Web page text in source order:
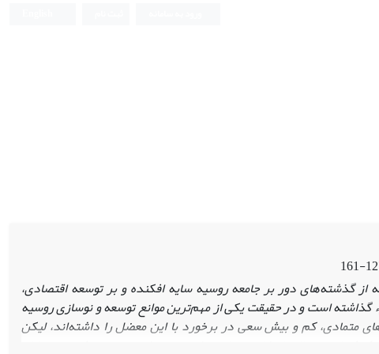
گذشته‌های دور بر جامعهروسیه سایه افکنده و بر توسعه اقتصادی،
گذاشته است و در حقیقت یکی از مهمترین موانع توسعه و نوسازی روسیه
متمادی، کم و بیش سعی در برخورد با این معضل را داشته‌اند، لیکن
فساد در سال